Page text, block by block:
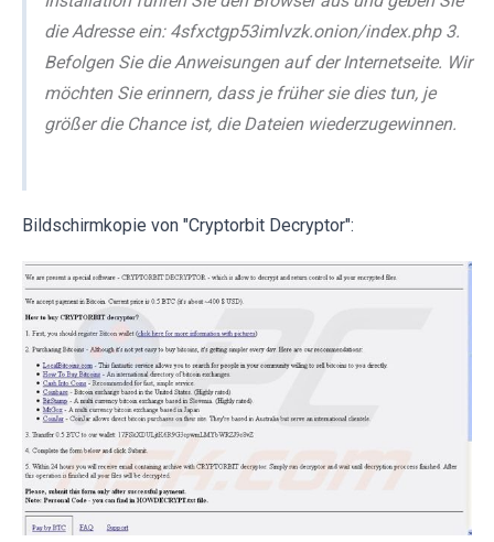
die Adresse ein: 4sfxctgp53imlvzk.onion/index.php 3.
Befolgen Sie die Anweisungen auf der Internetseite. Wir
möchten Sie erinnern, dass je früher sie dies tun, je
größer die Chance ist, die Dateien wiederzugewinnen.
Bildschirmkopie von "Cryptorbit Decryptor":